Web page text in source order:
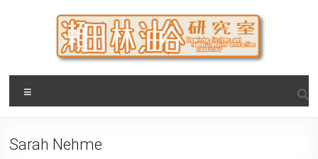
瀬田・林・油谷研究室
大阪公立大学 大学院 情報学研究科 学際情報学専攻 / 大阪府
立大学 理学部 情報数理科学科(大学院 理学系研究科 情報数理
Sarah Nehme